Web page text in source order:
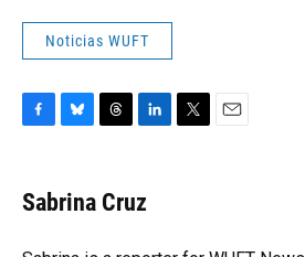
Noticias WUFT
e
b
e
s
e
a
k
e
Sabrina Cruz